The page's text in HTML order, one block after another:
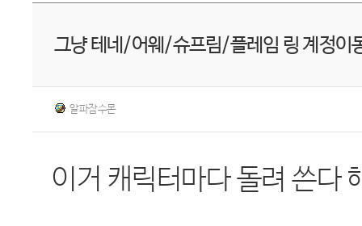
그냥 테네/어웨/슈프림/플레임 링 계정이
알파잠수몬
이거 캐릭터마다 돌려 쓴다